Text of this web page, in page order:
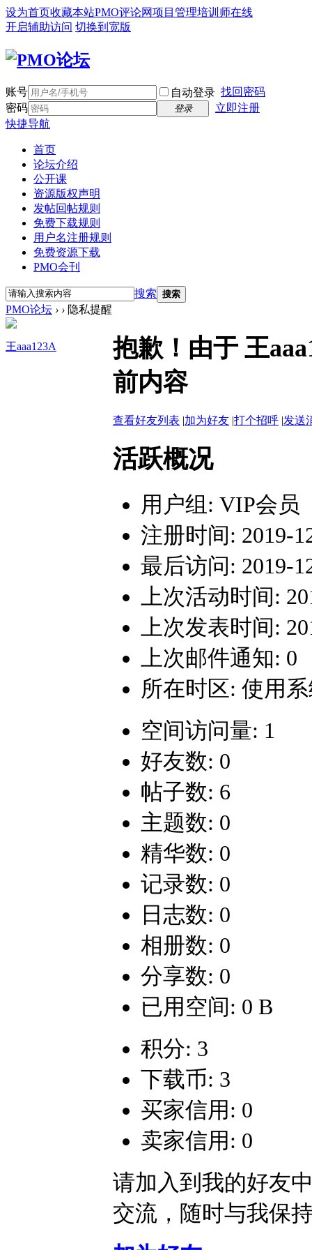
设为首页收藏本站PMO评论网项目管理培训师在线
开启辅助访问 切换到宽版
账号 自动登录 找回密码
密码
登录
立即注册
快捷导航
首页
论坛介绍
公开课
资源版权声明
发帖回帖规则
免费下载规则
用户名注册规则
免费资源下载
PMO会刊
搜索 搜索
PMO论坛 › › 隐私提醒
王aaa123A
抱歉！由于 王
前内容
查看好友列表 |加为好友 |打个招呼 |发送
活跃概况
用户组: VIP会员
注册时间: 2019-
最后访问: 2019-
上次活动时间:
上次发表时间:
上次邮件通知: 0
所在时区: 使用
空间访问量: 1
好友数: 0
帖子数: 6
主题数: 0
精华数: 0
记录数: 0
日志数: 0
相册数: 0
分享数: 0
已用空间: 0 B
积分: 3
下载币: 3
买家信用: 0
卖家信用: 0
请加入到我的好友
交流，随时与我保